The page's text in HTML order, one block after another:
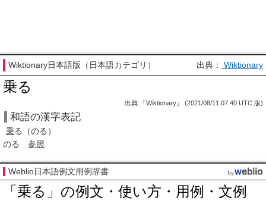
Wiktionary日本語版（日本語カテゴリ） 出典： Wiktionary
乗る
出典:『Wiktionary』 (2021/08/11 07:40 UTC 版)
和語の漢字表記
乗る
（のる）
のる
参照
Weblio日本語例文用例辞書
「乗る」の例文・使い方・用例・文例